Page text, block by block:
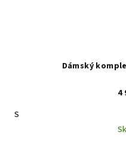
Dámský
4
S